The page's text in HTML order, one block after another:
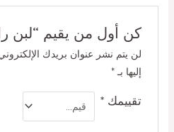
كن أول من يقيم “لبن
لن يتم نشر عنوان بريدك
إليها بـ*
تقييمك *